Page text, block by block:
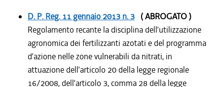
D. P. Reg. 11 gennaio 2013 n. 3 ( ABROGATO )
Regolamento recante la disciplina dell’utilizzazione
agronomica dei fertilizzanti azotati e del programma
d’azione nelle zone vulnerabili da nitrati, in
attuazione dell’articolo 20 della legge regionale
16/2008, dell’articolo 3, comma 28 della legge